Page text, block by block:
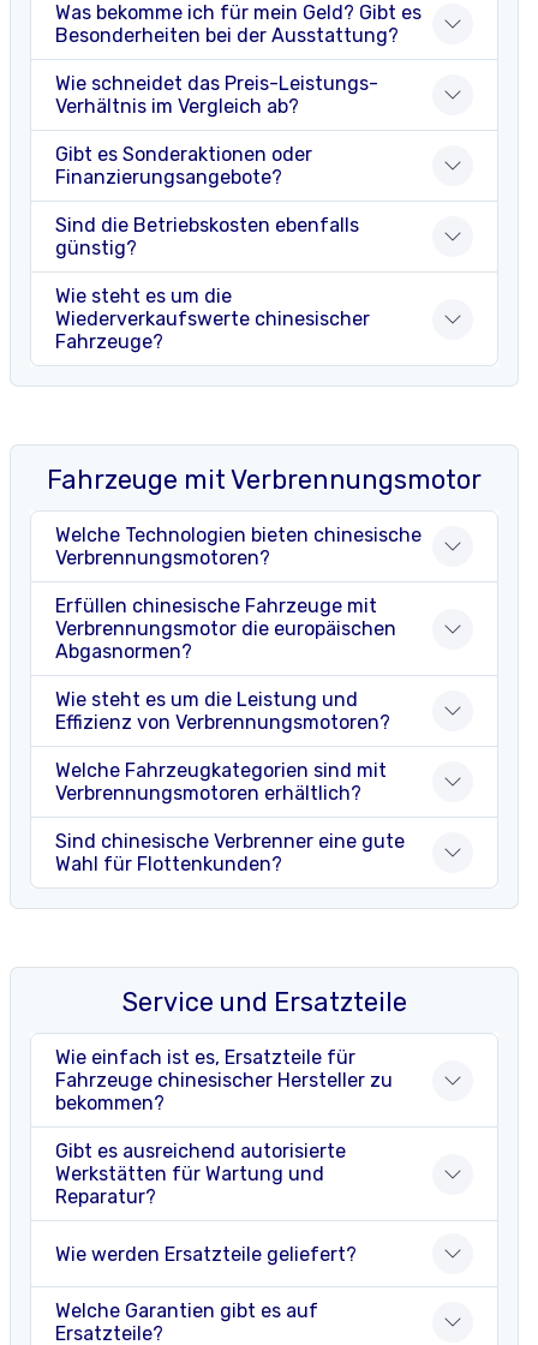
Was bekomme ich für mein Geld? Gibt es
Besonderheiten bei der Ausstattung?
Wie schneidet das Preis-Leistungs-
Verhältnis im Vergleich ab?
Gibt es Sonderaktionen oder
Finanzierungsangebote?
Sind die Betriebskosten ebenfalls
günstig?
Wie steht es um die
Wiederverkaufswerte chinesischer
Fahrzeuge?
Fahrzeuge mit Verbrennungsmotor
Welche Technologien bieten chinesische
Verbrennungsmotoren?
Erfüllen chinesische Fahrzeuge mit
Verbrennungsmotor die europäischen
Abgasnormen?
Wie steht es um die Leistung und
Effizienz von Verbrennungsmotoren?
Welche Fahrzeugkategorien sind mit
Verbrennungsmotoren erhältlich?
Sind chinesische Verbrenner eine gute
Wahl für Flottenkunden?
Service und Ersatzteile
Wie einfach ist es, Ersatzteile für
Fahrzeuge chinesischer Hersteller zu
bekommen?
Gibt es ausreichend autorisierte
Werkstätten für Wartung und
Reparatur?
Wie werden Ersatzteile geliefert?
Welche Garantien gibt es auf
Ersatzteile?